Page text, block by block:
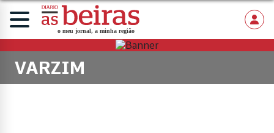
VARZIM